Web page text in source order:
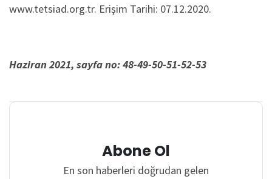
www.tetsiad.org.tr. Erişim Tarihi: 07.12.2020.
Haziran 2021, sayfa no: 48-49-50-51-52-53
Abone Ol
En son haberleri doğrudan gelen